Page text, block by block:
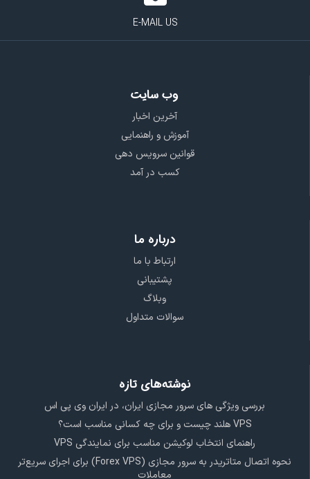
E-MAIL US
وب سایت
آخرین اخبار
آموزش و راهنمایی
قوانین سرویس دهی
کسب در آمد
درباره ما
ارتباط با ما
پشتیبانی
وبلاگ
سوالات متداول
نوشته‌های تازه
بررسی ویژگی‌ های سرور مجازی ایران، در ایران وی پی اس
VPS هلند چیست و برای چه کسانی مناسب است؟
راهنمای انتخاب لوکیشن مناسب برای نمایندگی VPS
نحوه اتصال متاتریدر به سرور مجازی (Forex VPS) برای اجرای سریع‌تر
معاملات